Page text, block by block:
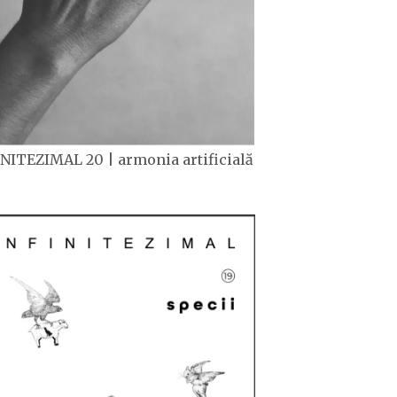
20 | armonia artificială